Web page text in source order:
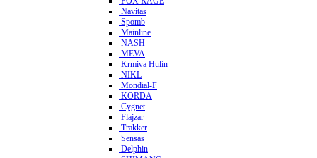
Navitas
Spomb
Mainline
NASH
MEVA
Krmiva Hulín
NIKL
Mondial-F
KORDA
Cygnet
Flajzar
Trakker
Sensas
Delphin